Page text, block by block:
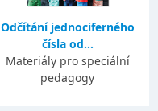
Odčítání jednociferného
čísla od...
Materiály pro speciální
pedagogy